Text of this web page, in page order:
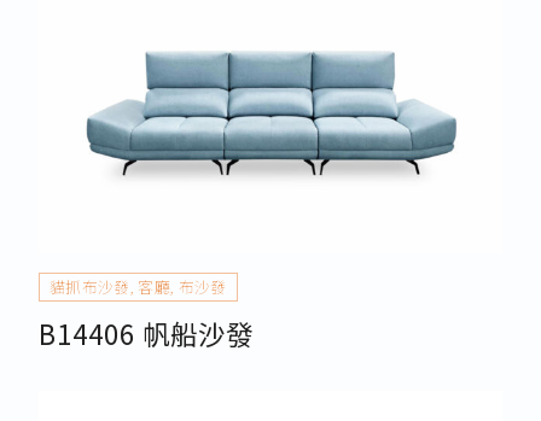
貓抓布沙發 客廳, 布沙發
B14406 帆船沙發